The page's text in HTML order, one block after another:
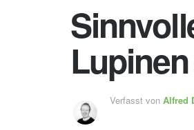
Verfasst von Alfred